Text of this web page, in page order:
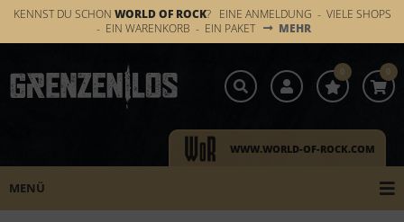
KENNST DU SCHON WORLD OF ROCK? EINE ANMELDUNG - VIELE SHOPS
- EIN WARENKORB - EIN PAKET
MEHR
0 0
WWW.WORLD-OF-ROCK.COM
MENÜ